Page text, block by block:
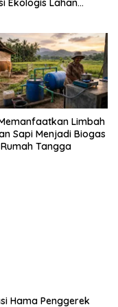
Ekologis Lahan
Limbah
Sapi Menjadi Biogas
Tangga
Hama Penggerek